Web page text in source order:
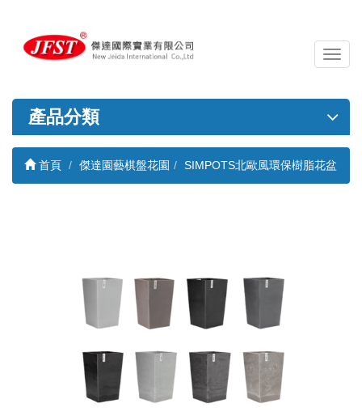
導
覽
關
產品分類
首頁 傑達園藝棋盤花園 SIMPOTS北歐風環保樹脂花盆